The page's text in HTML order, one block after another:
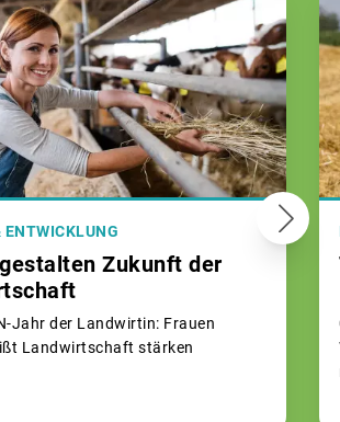
ENTWICKLUNG
Zukunft der
Jahr der Landwirtin: Frauen
Landwirtschaft stärken